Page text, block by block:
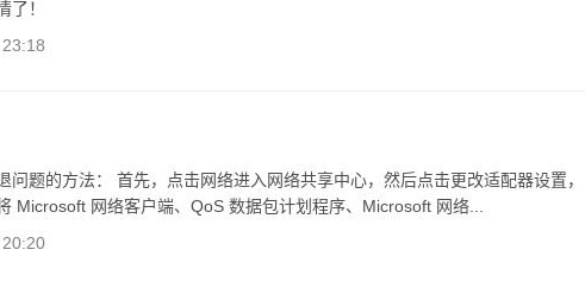
了！
问题的方法： 首先，点击网络进入网络共享中心，然后点击更改适配器设置，
Microsoft 网络客户端、QoS 数据包计划程序、Microsoft 网络...